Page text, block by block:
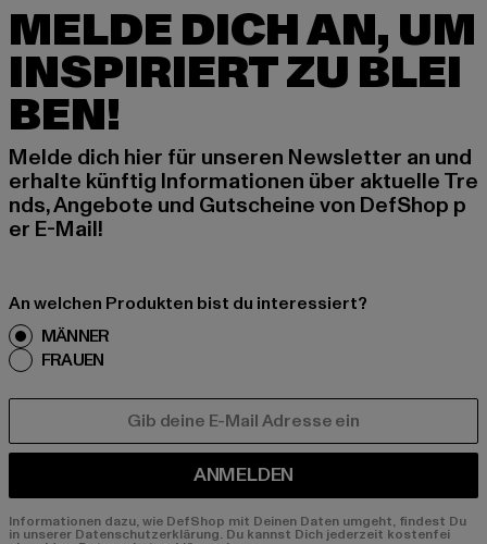
MELDE DICH AN, UM
INSPIRIERT ZU BLEI
BEN!
Melde dich hier für unseren Newsletter an und
erhalte künftig Informationen über aktuelle Tre
nds, Angebote und Gutscheine von DefShop p
er E-Mail!
An welchen Produkten bist du interessiert?
MÄNNER
FRAUEN
ANMELDEN
Informationen dazu, wie DefShop mit Deinen Daten umgeht, findest Du
in unserer Datenschutzerklärung. Du kannst Dich jederzeit kostenfei